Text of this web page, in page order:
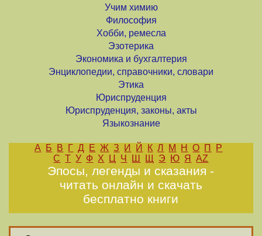
Учим химию
Философия
Хобби, ремесла
Эзотерика
Экономика и бухгалтерия
Энциклопедии, справочники, словари
Этика
Юриспруденция
Юриспруденция, законы, акты
Языкознание
А Б В Г Д Е Ж З И Й К Л М Н О П
Р
С Т У Ф Х Ц Ч Ш Щ Э Ю Я AZ
Эпосы, легенды и сказания -
читать онлайн и скачать
бесплатно книги